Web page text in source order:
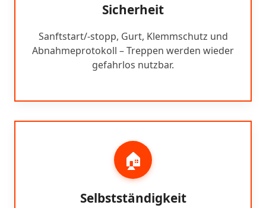
Sicherheit
Sanftstart/-stopp, Gurt, Klemmschutz und
Abnahmeprotokoll – Treppen werden wieder
gefahrlos nutzbar.
🏠
Selbstständigkeit